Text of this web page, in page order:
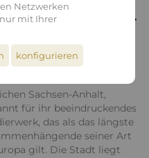
Netzwerken
mit Ihrer
konfigurieren
Dürrenberg
ist eine
Sachsen-Anhalt,
für ihr beeindruckendes
das als das längste
seiner Art
gilt. Die Stadt liegt